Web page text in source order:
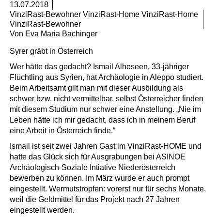
13.07.2018
VinziRast-Bewohner VinziRast-Home VinziRast-Home
VinziRast-Bewohner
Von Eva Maria Bachinger
Syrer gräbt in Österreich
Wer hätte das gedacht? Ismail Alhoseen, 33-jähriger
Flüchtling aus Syrien, hat Archäologie in Aleppo studiert.
Beim Arbeitsamt gilt man mit dieser Ausbildung als
schwer bzw. nicht vermittelbar, selbst Österreicher finden
mit diesem Studium nur schwer eine Anstellung. „Nie im
Leben hätte ich mir gedacht, dass ich in meinem Beruf
eine Arbeit in Österreich finde.“
Ismail ist seit zwei Jahren Gast im VinziRast-HOME und
hatte das Glück sich für Ausgrabungen bei ASINOE
Archäologisch-Soziale Intiative Niederösterreich
bewerben zu können. Im März wurde er auch prompt
eingestellt. Wermutstropfen: vorerst nur für sechs Monate,
weil die Geldmittel für das Projekt nach 27 Jahren
eingestellt werden.